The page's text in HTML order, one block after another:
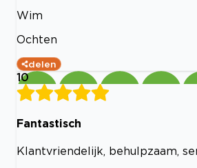
Wim
Ochten
delen
10
Fantastisch
Klantvriendelijk, behulpzaam,